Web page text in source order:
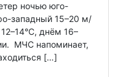
ночью юго-
западный 15–20 м/
днём 16–
МЧС напоминает,
[…]